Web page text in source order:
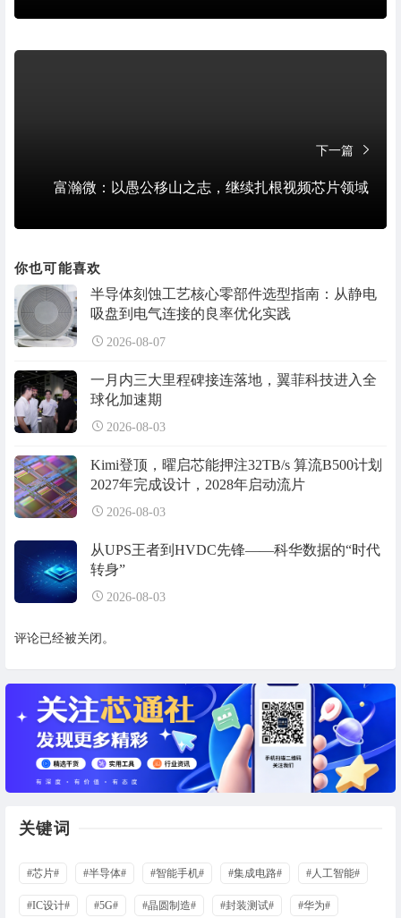
下一篇
富瀚微：以愚公移山之志，继续扎根视频芯片领域
你也可能喜欢
半导体刻蚀工艺核心零部件选型指南：从静电
吸盘到电气连接的良率优化实践
2026-08-07
一月内三大里程碑接连落地，翼菲科技进入全
球化加速期
2026-08-03
Kimi登顶，曜启芯能押注32TB/s 算流B500计划
2027年完成设计，2028年启动流片
2026-08-03
从UPS王者到HVDC先锋——科华数据的“时代
转身”
2026-08-03
评论已经被关闭。
关键词
#芯片# #半导体# #智能手机# #集成电路# #人工智能#
#IC设计# #5G# #晶圆制造# #封装测试# #华为#